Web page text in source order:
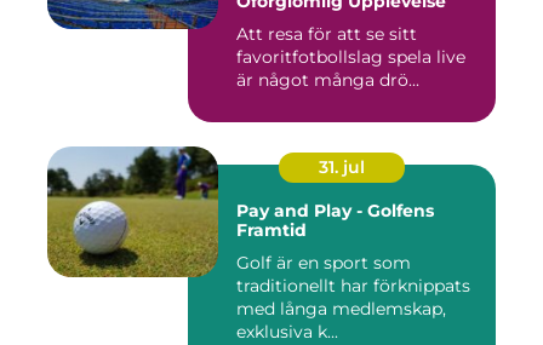
Att resa för att se sitt
favoritfotbollslag spela live
är något många drö...
31. jul
Pay and Play - Golfens
Framtid
Golf är en sport som
traditionellt har förknippats
med långa medlemskap,
exklusiva k...